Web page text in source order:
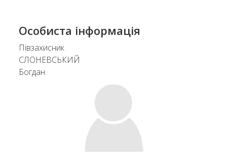
Особиста інформація
Півзахисник
СЛОНЕВСЬКИЙ
Богдан